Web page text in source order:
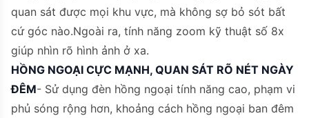
quan sát được mọi khu vực, mà không sợ bỏ sót bất
cứ góc nào.Ngoài ra, tính năng zoom kỹ thuật số 8x
giúp nhìn rõ hình ảnh ở xa.
HỒNG NGOẠI CỰC MẠNH, QUAN SÁT RÕ NÉT NGÀY
ĐÊM- Sử dụng đèn hồng ngoại tính năng cao, phạm vi
phủ sóng rộng hơn, khoảng cách hồng ngoại ban đêm